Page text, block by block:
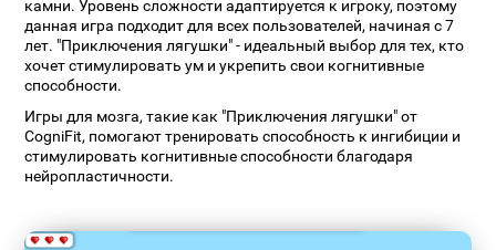
камни. Уровень сложности адаптируется к игроку, поэтому
данная игра подходит для всех пользователей, начиная с 7
лет. "Приключения лягушки" - идеальный выбор для тех, кто
хочет стимулировать ум и укрепить свои когнитивные
способности.
Игры для мозга, такие как "Приключения лягушки" от
CogniFit, помогают тренировать способность к ингибиции и
стимулировать когнитивные способности благодаря
нейропластичности.